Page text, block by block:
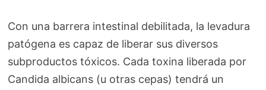
Con una barrera intestinal debilitada, la levadura
patógena es capaz de liberar sus diversos
subproductos tóxicos. Cada toxina liberada por
Candida albicans (u otras cepas) tendrá un